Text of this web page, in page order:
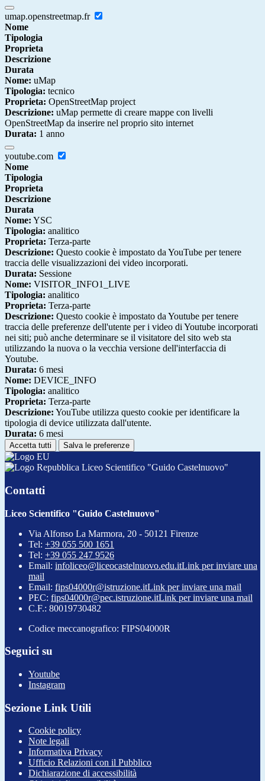
umap.openstreetmap.fr
Nome
Tipologia
Proprieta
Descrizione
Durata
Nome: uMap
Tipologia: tecnico
Proprieta: OpenStreetMap project
Descrizione: uMap permette di creare mappe con livelli
OpenStreetMap da inserire nel proprio sito internet
Durata: 1 anno
youtube.com
Nome
Tipologia
Proprieta
Descrizione
Durata
Nome: YSC
Tipologia: analitico
Proprieta: Terza-parte
Descrizione: Questo cookie è impostato da YouTube per tenere
traccia delle visualizzazioni dei video incorporati.
Durata: Sessione
Nome: VISITOR_INFO1_LIVE
Tipologia: analitico
Proprieta: Terza-parte
Descrizione: Questo cookie è impostato da Youtube per tenere
traccia delle preferenze dell'utente per i video di Youtube incorporati
nei siti; può anche determinare se il visitatore del sito web sta
utilizzando la nuova o la vecchia versione dell'interfaccia di
Youtube.
Durata: 6 mesi
Nome: DEVICE_INFO
Tipologia: analitico
Proprieta: Terza-parte
Descrizione: YouTube utilizza questo cookie per identificare la
tipologia di device utilizzata dall'utente.
Durata: 6 mesi
Accetta tutti Salva le preferenze
Liceo Scientifico "Guido Castelnuovo"
Contatti
Liceo Scientifico "Guido Castelnuovo"
Via Alfonso La Marmora, 20 - 50121 Firenze
Tel: +39 055 500 1651
Tel: +39 055 247 9526
Email: infoliceo@liceocastelnuovo.edu.itLink per inviare una
mail
Email: fips04000r@istruzione.itLink per inviare una mail
PEC: fips04000r@pec.istruzione.itLink per inviare una mail
C.F.: 80019730482
Codice meccanografico: FIPS04000R
Seguici su
Youtube
Instagram
Sezione Link Utili
Cookie policy
Note legali
Informativa Privacy
Ufficio Relazioni con il Pubblico
Dichiarazione di accessibilità